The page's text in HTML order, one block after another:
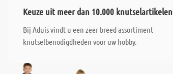
Keuze uit meer dan 10.000 knutselartikelen
Bij Aduis vindt u een zeer breed assortiment
knutselbenodigdheden voor uw hobby.